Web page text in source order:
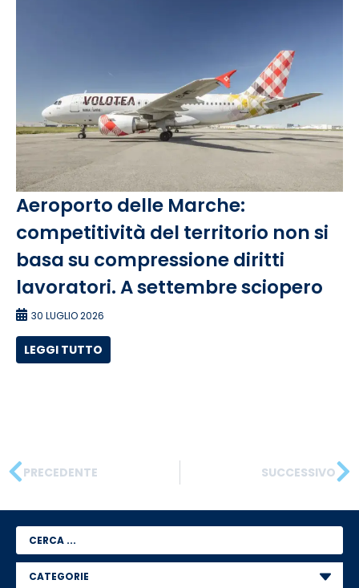
Aeroporto delle Marche:
competitività del territorio non si
basa su compressione diritti
lavoratori. A settembre sciopero
30 LUGLIO 2026
LEGGI TUTTO
PRECEDENTE SUCCESSIVO